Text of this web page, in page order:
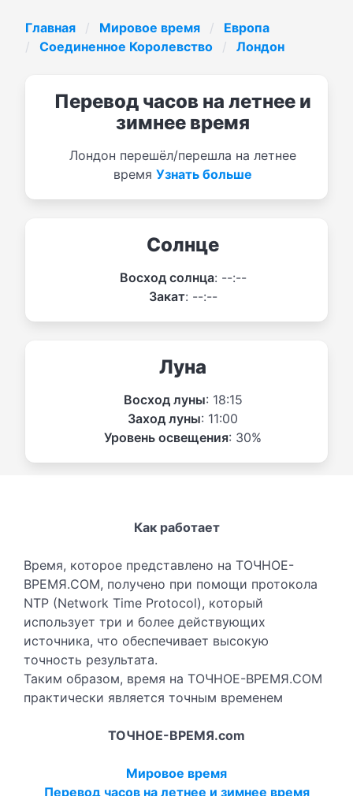
Главная Мировое время
Европа
Соединенное Королевство
Лондон
Перевод часов на летнее и
зимнее время
Лондон перешёл/перешла на летнее
время Узнать больше
Солнце
Восход солнца: --:--
Закат: --:--
Луна
Восход луны: 18:15
Заход луны: 11:00
Уровень освещения: 30%
Как работает
Время, которое представлено на ТОЧНОЕ-
ВРЕМЯ.COM, получено при помощи протокола
NTP (Network Time Protocol), который
использует три и более действующих
источника, что обеспечивает высокую
точность результата.
Таким образом, время на ТОЧНОЕ-ВРЕМЯ.COM
практически является точным временем
ТОЧНОЕ-ВРЕМЯ.com
Мировое время
Перевод часов на летнее и зимнее время